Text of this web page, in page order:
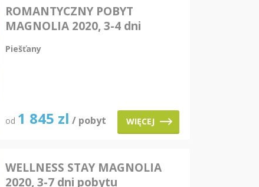
ROMANTYCZNY POBYT
MAGNOLIA 2020, 3-4 dni
Piešťany
od 1 845 zl / pobyt WIĘCEJ
WELLNESS STAY MAGNOLIA
2020, 3-7 dni pobytu